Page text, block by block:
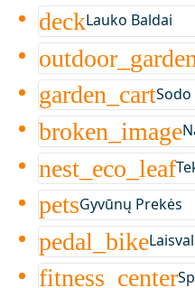
deckLauko Baldai
outdoor_garden
garden_cartSodo
broken_image
nest_eco_leaf
petsGyvūnų Prekės
pedal_bike
fitness_center